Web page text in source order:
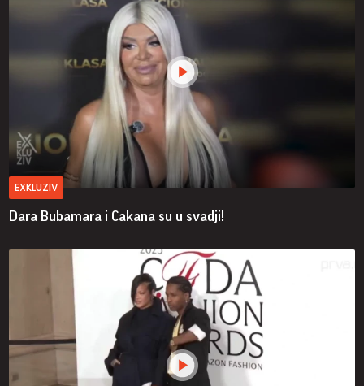
EXKLUZIV
Dara Bubamara i Cakana su u svadji!